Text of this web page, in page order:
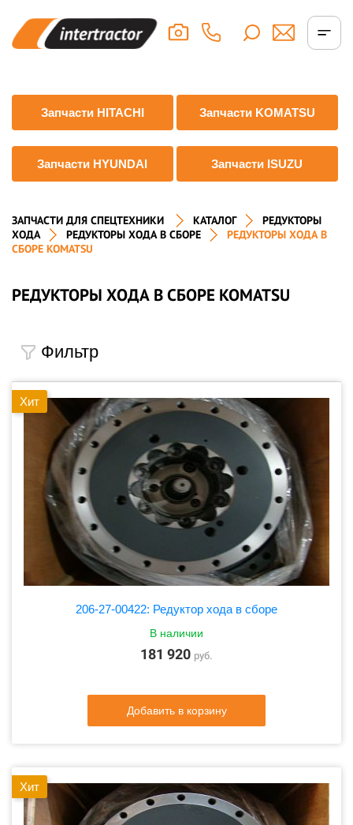
Запчасти HITACHI Запчасти KOMATSU
Запчасти HYUNDAI Запчасти ISUZU
ЗАПЧАСТИ ДЛЯ СПЕЦТЕХНИКИ КАТАЛОГ
РЕДУКТОРЫ
ХОДА
РЕДУКТОРЫ ХОДА В СБОРЕ
РЕДУКТОРЫ ХОДА В
СБОРЕ KOMATSU
РЕДУКТОРЫ ХОДА В СБОРЕ KOMATSU
Фильтр
Хит
206-27-00422: Редуктор хода в сборе
В наличии
181 920 руб.
Добавить в корзину
Хит